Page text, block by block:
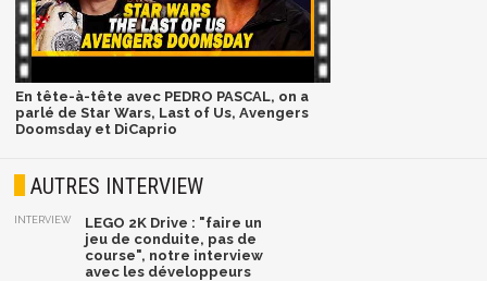
En tête-à-tête avec PEDRO PASCAL, on a
parlé de Star Wars, Last of Us, Avengers
Doomsday et DiCaprio
AUTRES INTERVIEW
INTERVIEW
LEGO 2K Drive : "faire un
jeu de conduite, pas de
course", notre interview
avec les développeurs